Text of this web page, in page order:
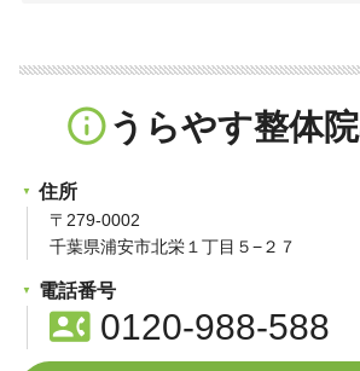
info_outlineうらやす整体院
住所
〒279-0002
千葉県浦安市北栄１丁目５−２７
電話番号
contact_phone0120-988-588